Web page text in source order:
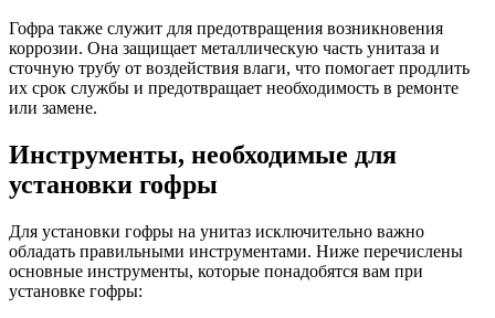
Гофра также служит для предотвращения возникновения
коррозии. Она защищает металлическую часть унитаза и
сточную трубу от воздействия влаги, что помогает продлить
их срок службы и предотвращает необходимость в ремонте
или замене.
Инструменты, необходимые для
установки гофры
Для установки гофры на унитаз исключительно важно
обладать правильными инструментами. Ниже перечислены
основные инструменты, которые понадобятся вам при
установке гофры: